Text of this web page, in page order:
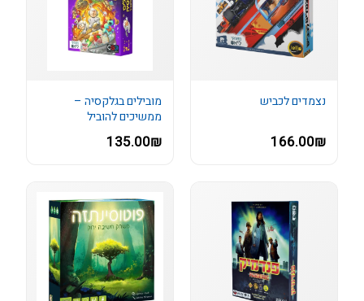
נצמדים לכביש
166.00₪
מובילים בגלקסיה –
ממשיכים להוביל
135.00₪